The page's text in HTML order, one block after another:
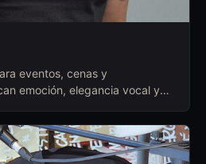
eventos, cenas y
emoción, elegancia vocal y